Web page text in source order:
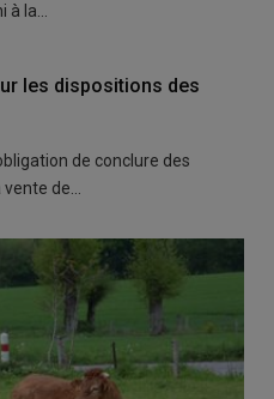
à la…
les dispositions des
de conclure des
de…